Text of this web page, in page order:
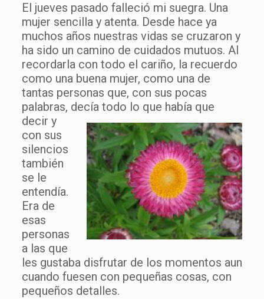
El jueves pasado falleció mi suegra. Una
mujer sencilla y atenta. Desde hace ya
muchos años nuestras vidas se cruzaron y
ha sido un camino de cuidados mutuos. Al
recordarla con todo el cariño, la recuerdo
como una buena mujer, como una de
tantas personas que, con sus pocas
palabras, decía todo lo que habíaque
decir y
con sus
silencios
también
se le
entendía.
Era de
esas
personas
a las que
les gustaba disfrutar de los momentos aun
cuando fuesen con pequeñas cosas, con
pequeños detalles.